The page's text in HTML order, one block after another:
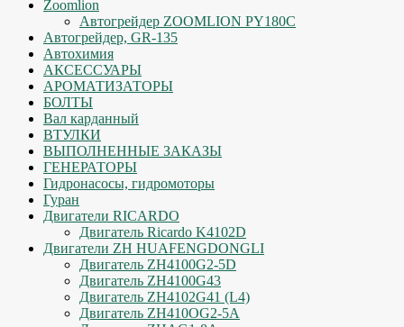
Zoomlion
Автогрейдер ZOOMLION PY180C
Автогрейдер, GR-135
Автохимия
АКСЕССУАРЫ
АРОМАТИЗАТОРЫ
БОЛТЫ
Вал карданный
ВТУЛКИ
ВЫПОЛНЕННЫЕ ЗАКАЗЫ
ГЕНЕРАТОРЫ
Гидронасосы, гидромоторы
Гуран
Двигатели RICARDO
Двигатель Ricardo K4102D
Двигатели ZH HUAFENGDONGLI
Двигатель ZH4100G2-5D
Двигатель ZH4100G43
Двигатель ZH4102G41 (L4)
Двигатель ZH410OG2-5A